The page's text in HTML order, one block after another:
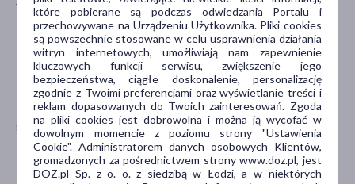
Producent
Laboratoires Gilbert Cosmétiques
928 Avenue du Général de Gaulle
14200 HEROUVILLE ST-CLAIR
serviceconso@labogilbert.fr
które pobierane są podczas odwiedzania Portalu i
przechowywane na Urządzeniu Użytkownika. Pliki cookies
są powszechnie stosowane w celu usprawnienia działania
witryn internetowych, umożliwiają nam zapewnienie
kluczowych funkcji serwisu, zwiększenie jego
bezpieczeństwa, ciągłe doskonalenie, personalizację
zgodnie z Twoimi preferencjami oraz wyświetlanie treści i
reklam dopasowanych do Twoich zainteresowań. Zgoda
na pliki cookies jest dobrowolna i można ją wycofać w
dowolnym momencie z poziomu strony "Ustawienia
Cookie". Administratorem danych osobowych Klientów,
gromadzonych za pośrednictwem strony www.doz.pl, jest
DOZ.pl Sp. z o. o. z siedzibą w Łodzi, a w niektórych